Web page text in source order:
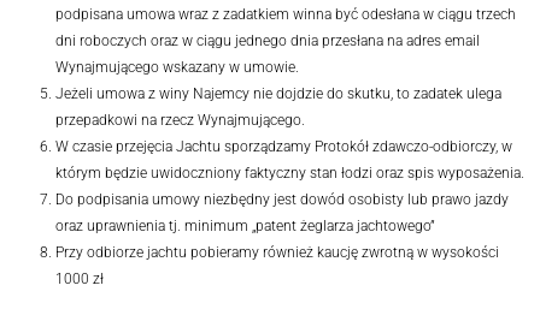
podpisana umowa wraz z zadatkiem winna być odesłana w ciągu trzech
dni roboczych oraz w ciągu jednego dnia przesłana na adres email
Wynajmującego wskazany w umowie.
Jeżeli umowa z winy Najemcy nie dojdzie do skutku, to zadatek ulega
przepadkowi na rzecz Wynajmującego.
W czasie przejęcia Jachtu sporządzamy Protokół zdawczo-odbiorczy, w
którym będzie uwidoczniony faktyczny stan łodzi oraz spis wyposażenia.
Do podpisania umowy niezbędny jest dowód osobisty lub prawo jazdy
oraz uprawnienia tj. minimum „patent żeglarza jachtowego”
Przy odbiorze jachtu pobieramy również kaucję zwrotną w wysokości
1000 zł